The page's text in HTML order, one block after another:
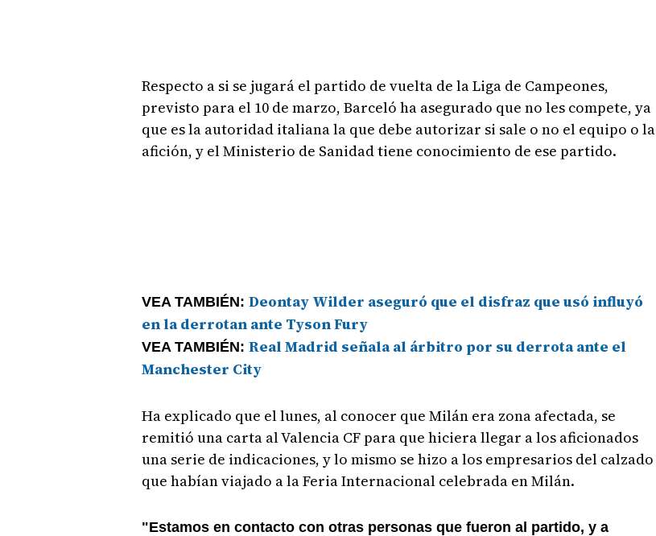
Respecto a si se jugará el partido de vuelta de la Liga de Campeones,
previsto para el 10 de marzo, Barceló ha asegurado que no les compete, ya
que es la autoridad italiana la que debe autorizar si sale o no el equipo o la
afición, y el Ministerio de Sanidad tiene conocimiento de ese partido.
VEA TAMBIÉN: Deontay Wilder aseguró que el disfraz que usó influyó
en la derrotan ante Tyson Fury
VEA TAMBIÉN: Real Madrid señala al árbitro por su derrota ante el
Manchester City
Ha explicado que el lunes, al conocer que Milán era zona afectada, se
remitió una carta al Valencia CF para que hiciera llegar a los aficionados
una serie de indicaciones, y lo mismo se hizo a los empresarios del calzado
que habían viajado a la Feria Internacional celebrada en Milán.
"Estamos en contacto con otras personas que fueron al partido, y a